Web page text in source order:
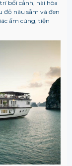
bối cảnh, hài hòa
đỏ nâu sẫm và đen
ấm cúng, tiện